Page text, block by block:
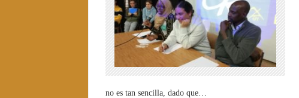
no es tan sencilla, dado que…